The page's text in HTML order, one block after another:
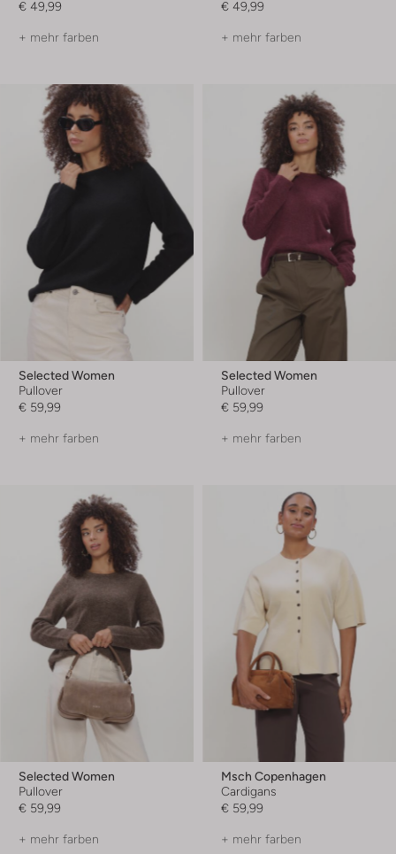
€ 49,99
+ mehr farben
€ 49,99
+ mehr farben
Selected Women
Pullover
€ 59,99
+ mehr farben
Selected Women
Pullover
€ 59,99
+ mehr farben
Selected Women
Pullover
€ 59,99
+ mehr farben
Msch Copenhagen
Cardigans
€ 59,99
+ mehr farben